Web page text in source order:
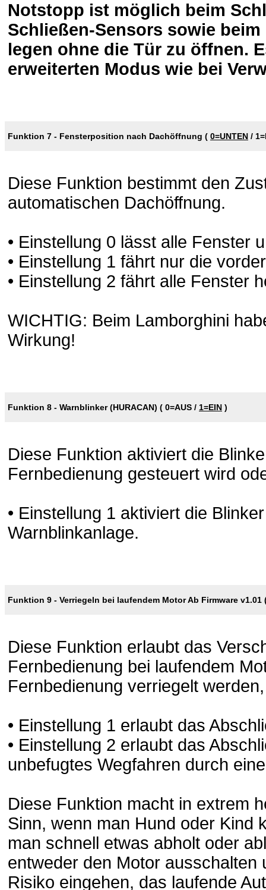
Notstopp ist möglich beim
Schließen-Sensors sowie
legen ohne die Tür zu öffnen.
erweiterten Modus wie bei
Funktion 7 - Fensterposition nach Dachöffnung ( 0=UNTEN /
Diese Funktion bestimmt den
automatischen Dachöffnung.
• Einstellung 0 lässt alle Fenster
• Einstellung 1 fährt nur die
• Einstellung 2 fährt alle Fenster
WICHTIG: Beim Lamborghini
Wirkung!
Funktion 8 - Warnblinker (HURACAN) ( 0=AUS / 1=EIN )
Diese Funktion aktiviert die
Fernbedienung gesteuert wird
• Einstellung 1 aktiviert die
Warnblinkanlage.
Funktion 9 - Verriegeln bei laufendem Motor Ab Firmware v1.01
Diese Funktion erlaubt das
Fernbedienung bei laufendem
Fernbedienung verriegelt
• Einstellung 1 erlaubt das
• Einstellung 2 erlaubt das
unbefugtes Wegfahren durch
Diese Funktion macht in extrem
Sinn, wenn man Hund oder Kind
man schnell etwas abholt oder
entweder den Motor
Risiko eingehen, das laufende